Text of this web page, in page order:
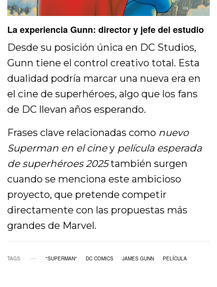
La experiencia Gunn: director y jefe del estudio
Desde su posición única en DC Studios,
Gunn tiene el control creativo total. Esta
dualidad podría marcar una nueva era en
el cine de superhéroes, algo que los fans
de DC llevan años esperando.
Frases clave relacionadas como nuevo
Superman en el ciney película esperada
de superhéroes 2025también surgen
cuando se menciona este ambicioso
proyecto, que pretende competir
directamente con las propuestas más
grandes de Marvel.
TAGS "SUPERMAN" DC COMICS JAMES GUNN PELÍCULA